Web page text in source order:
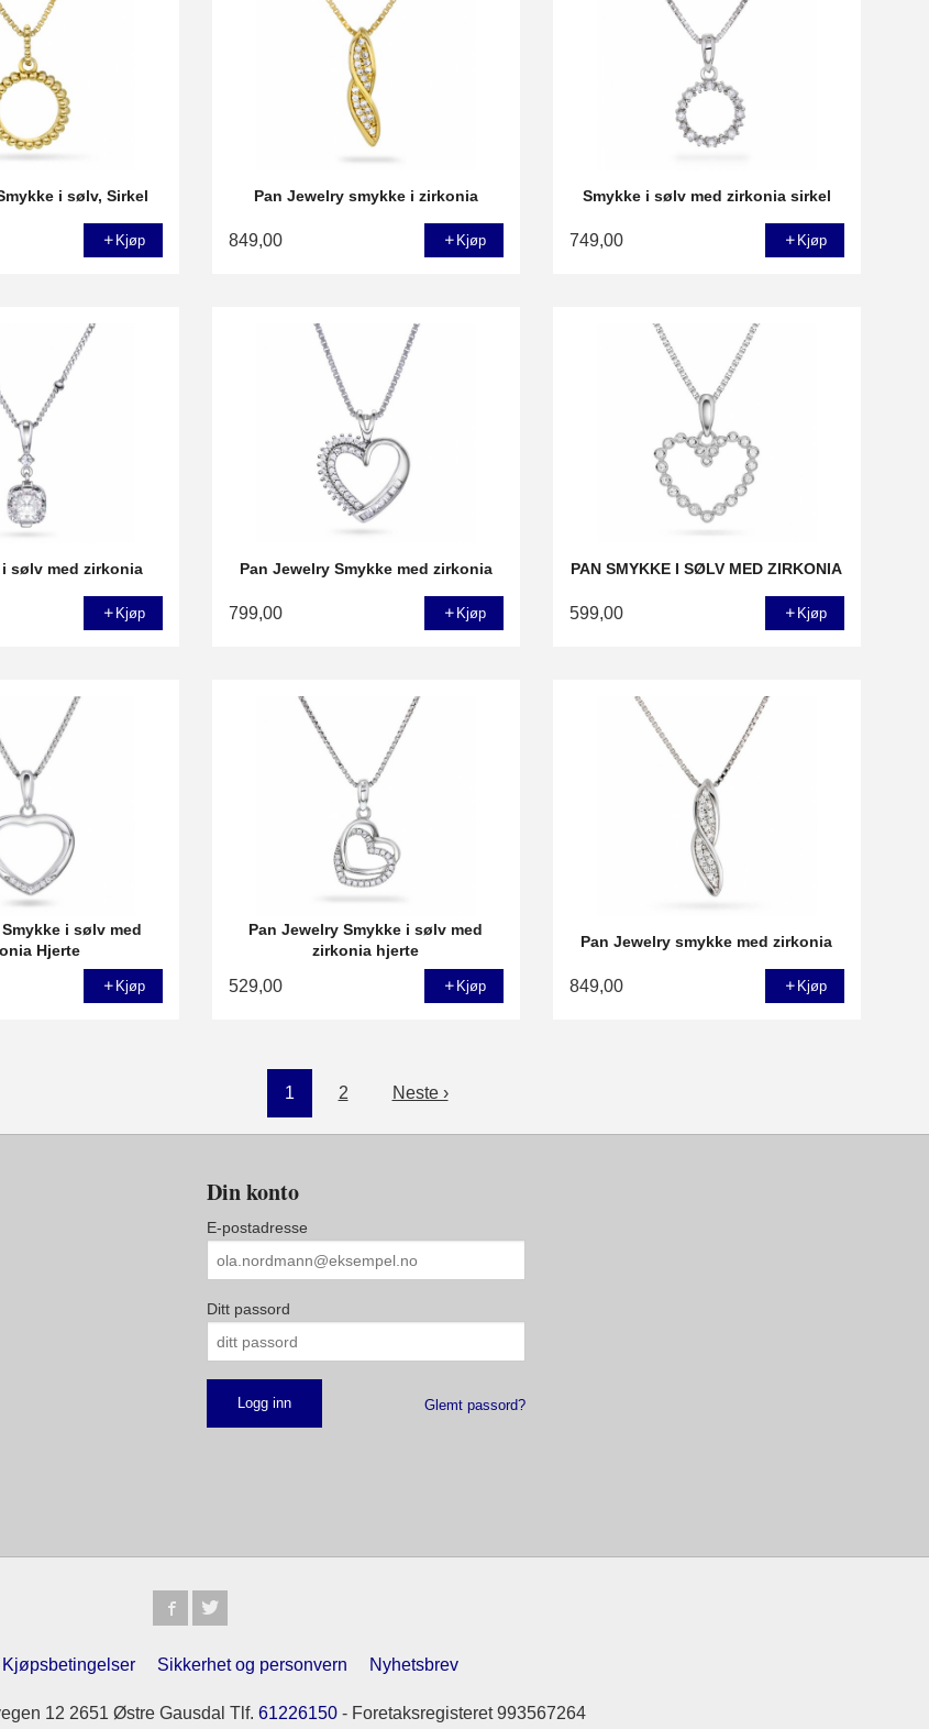
i sølv, Sirkel
Kjøp
Pan Jewelry smykke i zirkonia
849,00 Kjøp
Smykke i sølv med zirkonia sirkel
749,00 Kjøp
i sølv med zirkonia
Kjøp
Pan Jewelry Smykke med zirkonia
799,00 Kjøp
PAN SMYKKE I SØLV MED ZIRKONIA
599,00 Kjøp
i sølv med
Hjerte
Kjøp
Pan Jewelry Smykke i sølv med
zirkonia hjerte
529,00 Kjøp
Pan Jewelry smykke med zirkonia
849,00 Kjøp
1 2 Neste ›
Din konto
E-postadresse
Ditt passord
Glemt passord?
Kjøpsbetingelser Sikkerhet og personvern Nyhetsbrev
12 2651 Østre Gausdal Tlf. 61226150- Foretaksregisteret 993567264